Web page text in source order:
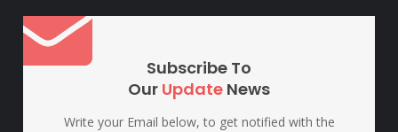
Subscribe To
Our Update News
Write your Email below, to get notified with the